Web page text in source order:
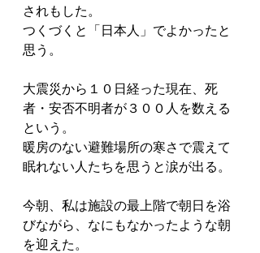
されもした。
つくづくと「日本人」でよかったと
思う。
大震災から１０日経った現在、死
者・安否不明者が３００人を数える
という。
暖房のない避難場所の寒さで震えて
眠れない人たちを思うと涙が出る。
今朝、私は施設の最上階で朝日を浴
びながら、なにもなかったような朝
を迎えた。